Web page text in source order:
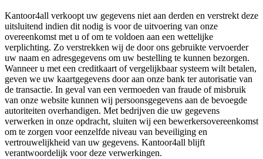
Kantoor4all verkoopt uw gegevens niet aan derden en verstrekt deze
uitsluitend indien dit nodig is voor de uitvoering van onze
overeenkomst met u of om te voldoen aan een wettelijke
verplichting. Zo verstrekken wij de door ons gebruikte vervoerder
uw naam en adresgegevens om uw bestelling te kunnen bezorgen.
Wanneer u met een creditkaart of vergelijkbaar systeem wilt betalen,
geven we uw kaartgegevens door aan onze bank ter autorisatie van
de transactie. In geval van een vermoeden van fraude of misbruik
van onze website kunnen wij persoonsgegevens aan de bevoegde
autoriteiten overhandigen. Met bedrijven die uw gegevens
verwerken in onze opdracht, sluiten wij een bewerkersovereenkomst
om te zorgen voor eenzelfde niveau van beveiliging en
vertrouwelijkheid van uw gegevens. Kantoor4all blijft
verantwoordelijk voor deze verwerkingen.